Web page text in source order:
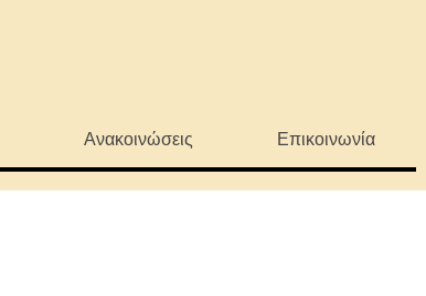
Ανακοινώσεις Επικοινωνία